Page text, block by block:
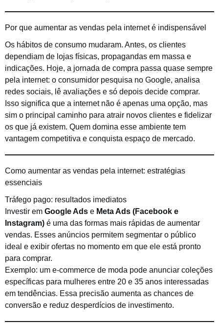
Por que aumentar as vendas pela internet é indispensável
Os hábitos de consumo mudaram. Antes, os clientes
dependiam de lojas físicas, propagandas em massa e
indicações. Hoje, a jornada de compra passa quase sempre
pela internet: o consumidor pesquisa no Google, analisa
redes sociais, lê avaliações e só depois decide comprar.
Isso significa que a internet não é apenas uma opção, mas
sim o principal caminho para atrair novos clientes e fidelizar
os que já existem. Quem domina esse ambiente tem
vantagem competitiva e conquista espaço de mercado.
Como aumentar as vendas pela internet: estratégias
essenciais
Tráfego pago: resultados imediatos
Investir em Google Ads e Meta Ads (Facebook e
Instagram) é uma das formas mais rápidas de aumentar
vendas. Esses anúncios permitem segmentar o público
ideal e exibir ofertas no momento em que ele está pronto
para comprar.
Exemplo: um e-commerce de moda pode anunciar coleções
específicas para mulheres entre 20 e 35 anos interessadas
em tendências. Essa precisão aumenta as chances de
conversão e reduz desperdícios de investimento.